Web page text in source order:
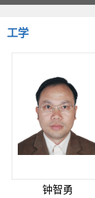
工学
钟智勇